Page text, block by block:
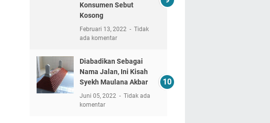
Konsumen Sebut
Kosong
Februari 13, 2022
Tidak
ada komentar
Diabadikan Sebagai
Nama Jalan, Ini Kisah
Syekh Maulana Akbar
Juni 05, 2022
Tidak ada
komentar